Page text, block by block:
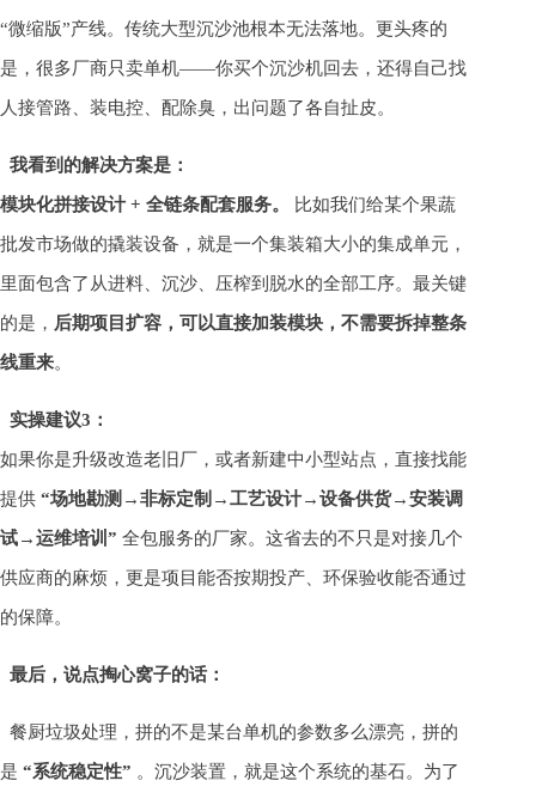
“微缩版”产线。传统大型沉沙池根本无法落地。更头疼的
是，很多厂商只卖单机——你买个沉沙机回去，还得自己找
人接管路、装电控、配除臭，出问题了各自扯皮。
我看到的解决方案是：
模块化拼接设计 + 全链条配套服务。 比如我们给某个果蔬
批发市场做的撬装设备，就是一个集装箱大小的集成单元，
里面包含了从进料、沉沙、压榨到脱水的全部工序。最关键
的是， 后期项目扩容，可以直接加装模块，不需要拆掉整条
线重来。
实操建议3：
如果你是升级改造老旧厂，或者新建中小型站点，直接找能
提供 “场地勘测→非标定制→工艺设计→设备供货→安装调
试→运维培训” 全包服务的厂家。这省去的不只是对接几个
供应商的麻烦，更是项目能否按期投产、环保验收能否通过
的保障。
最后，说点掏心窝子的话：
餐厨垃圾处理，拼的不是某台单机的参数多么漂亮，拼的
是 “系统稳定性” 。沉沙装置，就是这个系统的基石。为了